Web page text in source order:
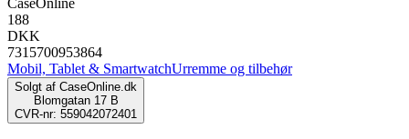
CaseOnline
188
DKK
7315700953864
Mobil, Tablet & SmartwatchUrremme og tilbehør
Solgt af CaseOnline.dk
Blomgatan 17 B
CVR-nr: 559042072401